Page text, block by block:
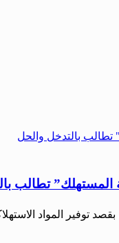
تطالب
توفير المواد